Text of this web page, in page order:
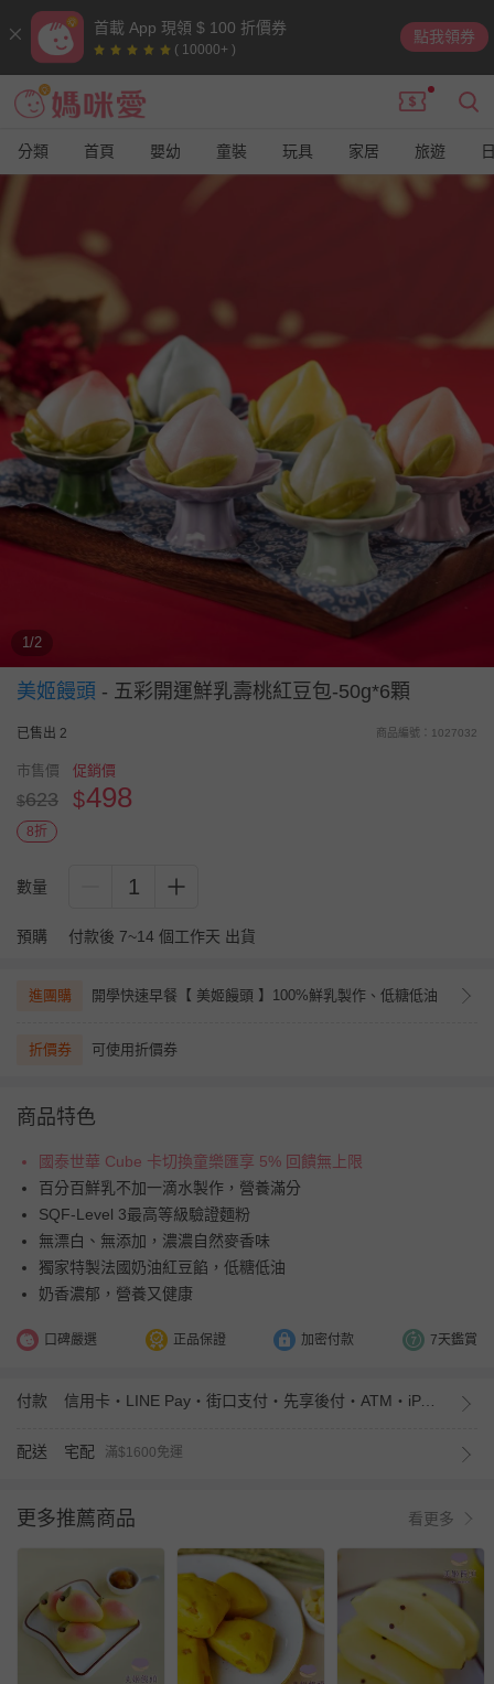
首載 App 現領 $ 100 折價券
( 10000+ )
點我領券
分類 首頁 嬰幼 童裝 玩具 家居 旅遊
1/2
美姬饅頭 - 五彩開運鮮乳壽桃紅豆包-50g*6顆
已售出 2 商品編號：1027032
市售價
$623
促銷價
$498
8折
數量 1
預購 付款後 7~14 個工作天 出貨
進團購 開學快速早餐【 美姬饅頭 】100%鮮乳製作、低糖低油
折價券 可使用折價券
商品特色
國泰世華 Cube 卡切換童樂匯享 5% 回饋無上限
百分百鮮乳不加一滴水製作，營養滿分
SQF-Level 3最高等級驗證麵粉
無漂白、無添加，濃濃自然麥香味
獨家特製法國奶油紅豆餡，低糖低油
奶香濃郁，營養又健康
口碑嚴選 正品保證 加密付款 7天鑑賞
付款 信用卡・LINE Pay・街口支付・先享後付・ATM・iPASS MONEY
配送 宅配 滿$1600免運
更多推薦商品 看更多